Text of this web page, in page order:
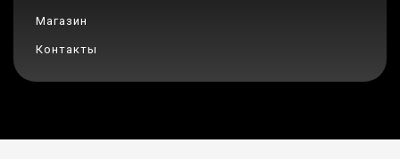
Магазин
Контакты